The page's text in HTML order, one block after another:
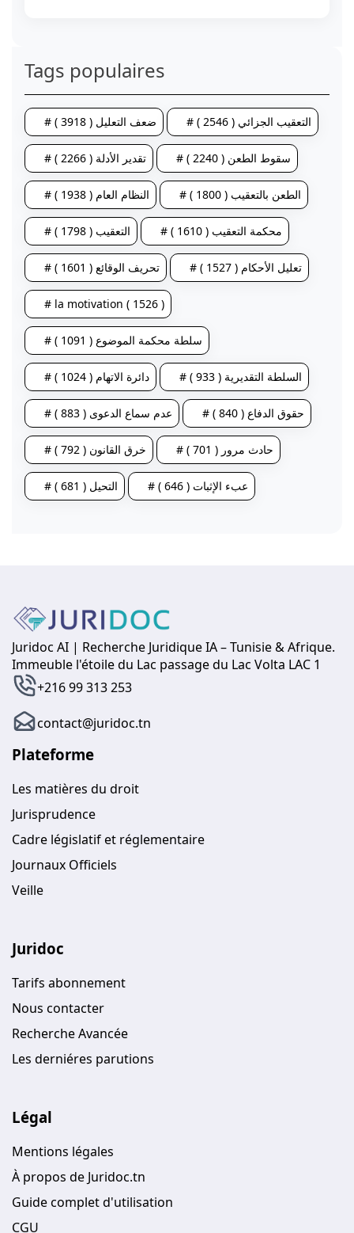
Tags populaires
# ضعف التعليل ( 3918 ) # التعقيب الجزائي ( 2546 )
# تقدير الأدلة ( 2266 ) # سقوط الطعن ( 2240 )
# النظام العام ( 1938 ) # الطعن بالتعقيب ( 1800 )
# التعقيب ( 1798 ) # محكمة التعقيب ( 1610 )
# تحريف الوقائع ( 1601 ) # تعليل الأحكام ( 1527 )
# la motivation ( 1526 )
# سلطة محكمة الموضوع ( 1091 )
# دائرة الاتهام ( 1024 ) # السلطة التقديرية ( 933 )
# عدم سماع الدعوى ( 883 ) # حقوق الدفاع ( 840 )
# خرق القانون ( 792 ) # حادث مرور ( 701 )
# التحيل ( 681 ) # عبء الإثبات ( 646 )
Juridoc AI | Recherche Juridique IA – Tunisie & Afrique.
Immeuble l'étoile du Lac passage du Lac Volta LAC 1
+216 99 313 253
contact@juridoc.tn
Plateforme
Les matières du droit
Jurisprudence
Cadre législatif et réglementaire
Journaux Officiels
Veille
Juridoc
Tarifs abonnement
Nous contacter
Recherche Avancée
Les derniéres parutions
Légal
Mentions légales
À propos de Juridoc.tn
Guide complet d'utilisation
CGU